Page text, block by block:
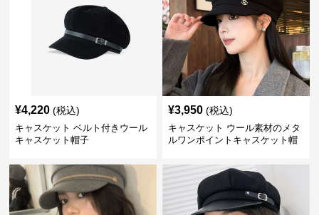
¥4,220 (税込)
キャスケット ベルト付きウール
キャスケット帽子
¥3,950 (税込)
キャスケット ウール素材のメタ
ルワンポイントキャスケット帽